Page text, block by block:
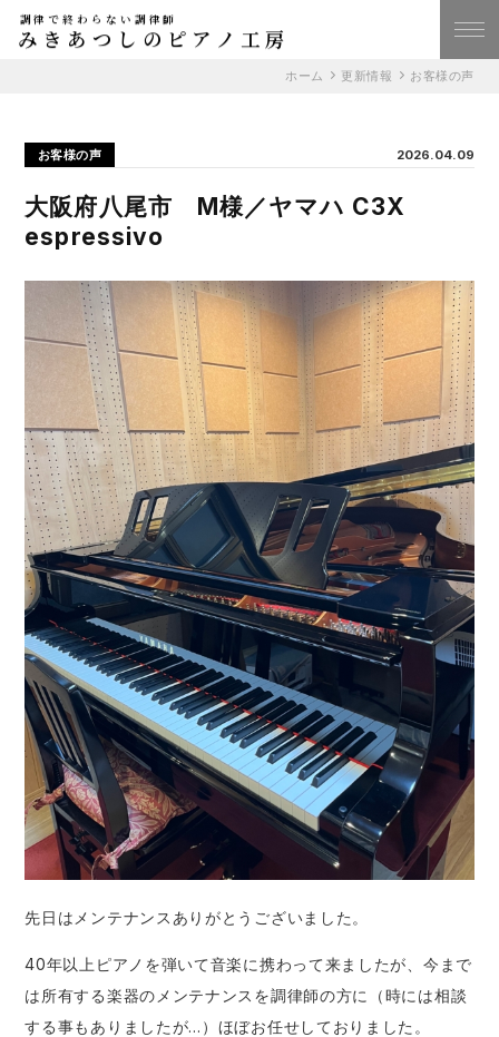
調律で終わらない調律師
みきあつしのピアノ工房
ホーム 更新情報 お客様の声
お客様の声 2026.04.09
大阪府八尾市 M様／ヤマハ C3X
espressivo
先日はメンテナンスありがとうございました。
40年以上ピアノを弾いて音楽に携わって来ましたが、今まで
は所有する楽器のメンテナンスを調律師の方に（時には相談
する事もありましたが…）ほぼお任せしておりました。